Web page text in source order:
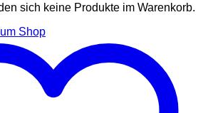
sich keine Produkte im Warenkorb.
Shop